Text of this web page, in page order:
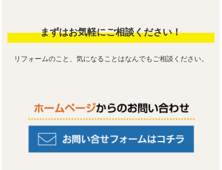
まずはお気軽にご相談ください！
リフォームのこと、気になることはなんでもご相談ください。